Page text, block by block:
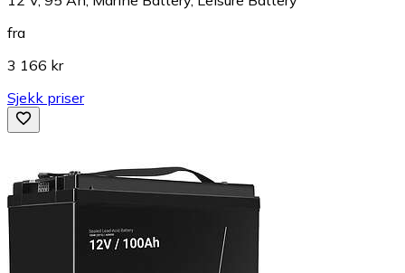
fra
3 166 kr
Sjekk priser